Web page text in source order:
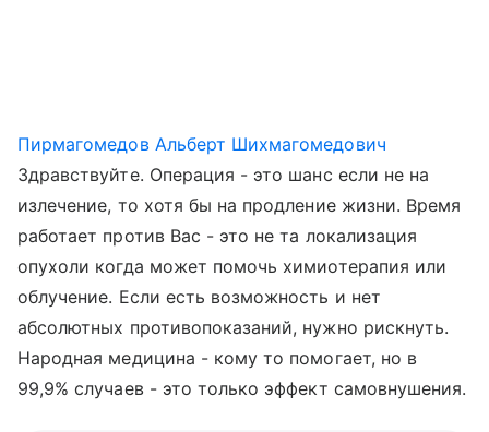
Пирмагомедов Альберт Шихмагомедович
Здравствуйте. Операция - это шанс если не на
излечение, то хотя бы на продление жизни. Время
работает против Вас - это не та локализация
опухоли когда может помочь химиотерапия или
облучение. Если есть возможность и нет
абсолютных противопоказаний, нужно рискнуть.
Народная медицина - кому то помогает, но в
99,9% случаев - это только эффект самовнушения.